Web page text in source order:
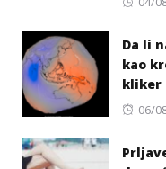
Da li
kao
kliker
06/